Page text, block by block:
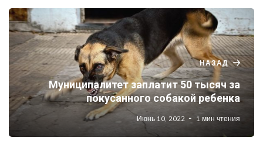
НАЗАД
Муниципалитет заплатит 50 тысяч за
покусанного собакой ребенка
Июнь 10, 2022 1 мин чтения